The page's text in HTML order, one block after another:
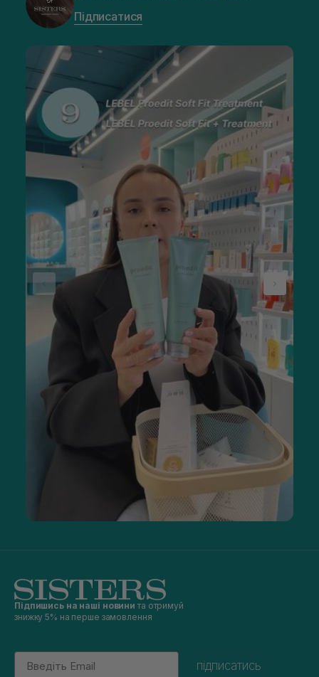
Підписатися
Підпишись на наші новини та отримуй
знижку 5% на перше замовлення
Email
підписатись